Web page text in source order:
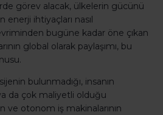
görev alacak, ülkelerin gücünü
ihtiyaçları nasıl
bugüne kadar öne çıkan
global olarak paylaşımı, bu
bulunmadığı, insanın
da çok maliyetli olduğu
ve otonom iş makinalarının